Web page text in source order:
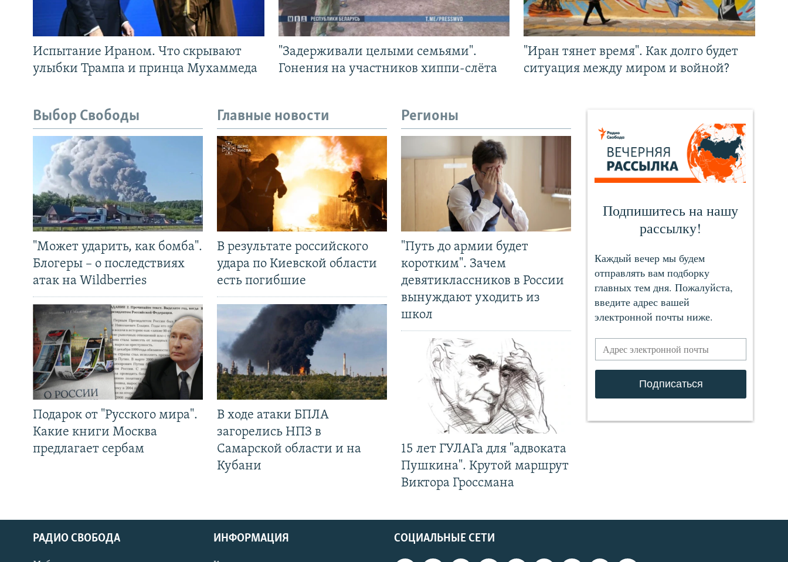
Испытание Ираном. Что скрывают
улыбки Трампа и принца Мухаммеда
"Задерживали целыми семьями".
Гонения на участников хиппи-слёта
"Иран тянет время". Как долго будет
ситуация между миром и войной?
Выбор Свободы
"Может ударить, как бомба".
Блогеры – о последствиях
атак на Wildberries
Подарок от "Русского мира".
Какие книги Москва
предлагает сербам
Главные новости
В результате российского
удара по Киевской области
есть погибшие
В ходе атаки БПЛА
загорелись НПЗ в
Самарской области и на
Кубани
Регионы
"Путь до армии будет
коротким". Зачем
девятиклассников в России
вынуждают уходить из
школ
15 лет ГУЛАГа для "адвоката
Пушкина". Крутой маршрут
Виктора Гроссмана
СОЦИАЛЬНЫЕ СЕТИ
РАДИО СВОБОДА ИНФОРМАЦИЯ